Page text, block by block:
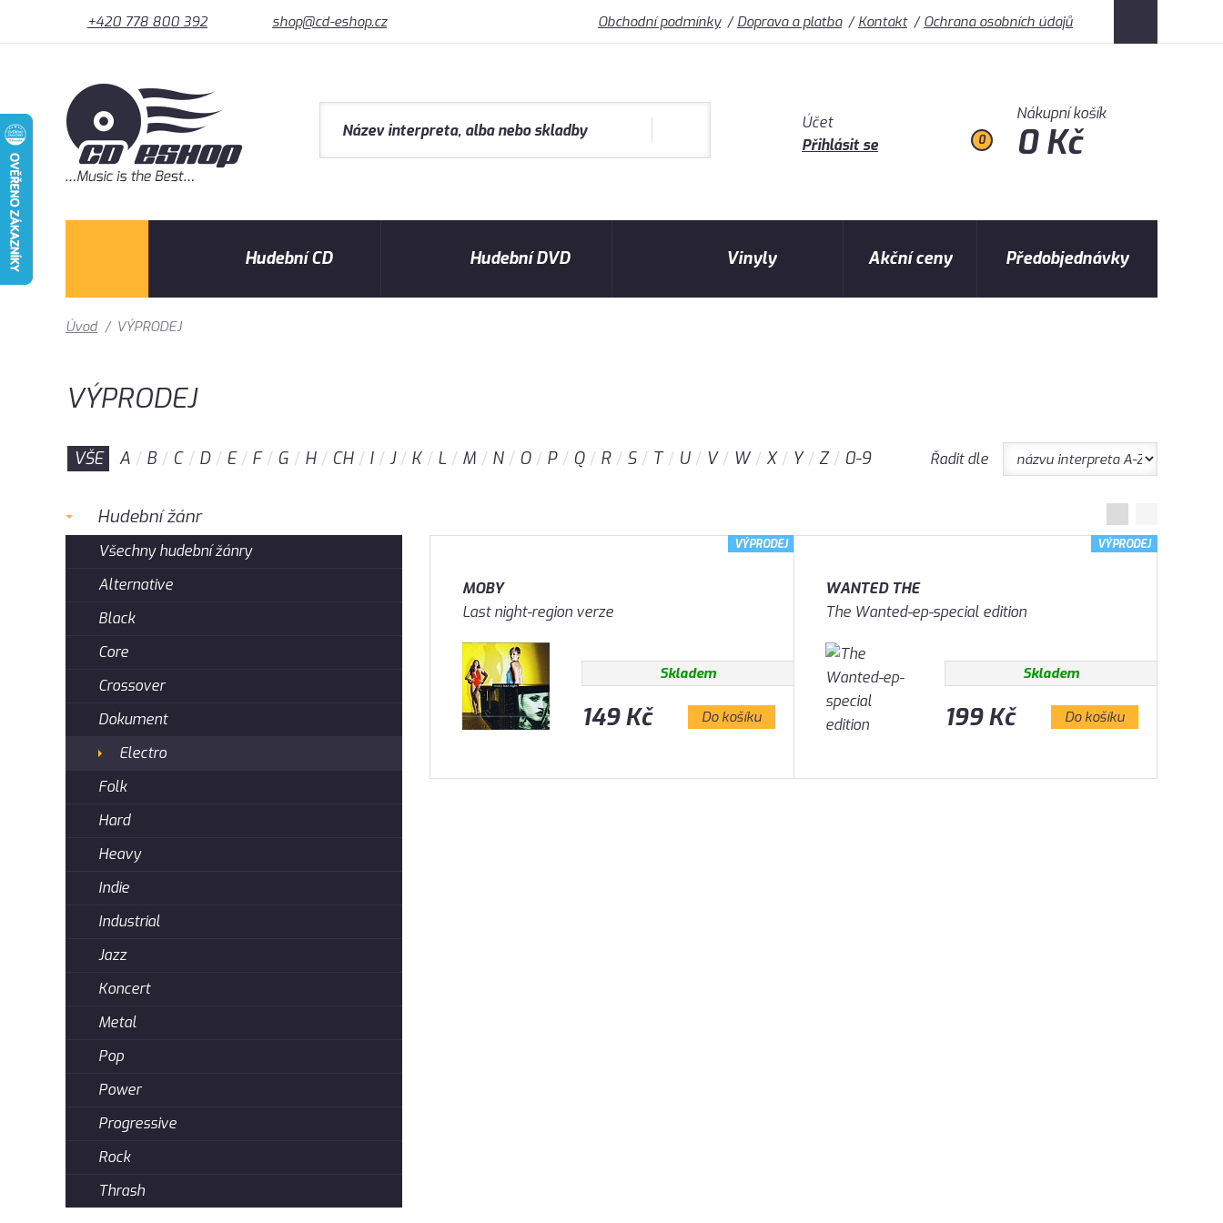
+420 778 800 392 shop@cd-eshop.cz Obchodní podmínky Doprava a platba Kontakt Ochrana osobních údajů
Účet
Přihlásit se
0
Nákupní košík
0 Kč
Hudební CD Hudební DVD Vinyly Akční ceny Předobjednávky
Úvod / VÝPRODEJ
VÝPRODEJ
VŠE A B C D E F G H CH I J K L M N O P Q R S T U V W X Y Z 0-9 Řadit dle
Hudební žánr
Všechny hudební žánry
Alternative
Black
Core
Crossover
Dokument
Electro
Folk
Hard
Heavy
Indie
Industrial
Jazz
Koncert
Metal
Pop
Power
Progressive
Rock
Thrash
MOBY
Last night-region verze
Skladem
149 Kč Do košíku
VÝPRODEJ
WANTED THE
The Wanted-ep-special edition
Skladem
199 Kč Do košíku
VÝPRODEJ